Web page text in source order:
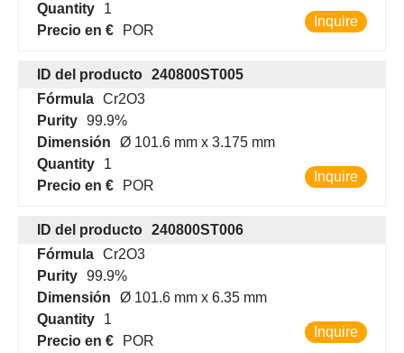
Quantity
1
Precio en €
POR
Inquire
ID del producto 240800ST005
Fórmula Cr2O3
Purity 99.9%
Dimensión
Ø 101.6 mm x 3.175 mm
Quantity
1
Precio en €
POR
Inquire
ID del producto 240800ST006
Fórmula Cr2O3
Purity 99.9%
Dimensión
Ø 101.6 mm x 6.35 mm
Quantity
1
Precio en €
POR
Inquire